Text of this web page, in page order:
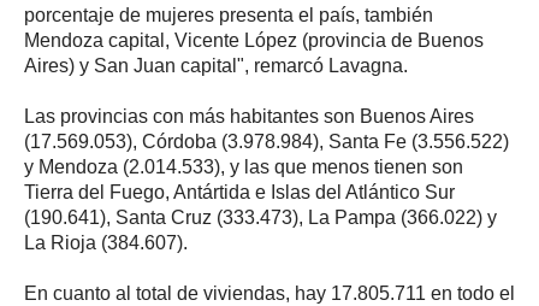
porcentaje de mujeres presenta el país, también
Mendoza capital, Vicente López (provincia de Buenos
Aires) y San Juan capital", remarcó Lavagna.
Las provincias con más habitantes son Buenos Aires
(17.569.053), Córdoba (3.978.984), Santa Fe (3.556.522)
y Mendoza (2.014.533), y las que menos tienen son
Tierra del Fuego, Antártida e Islas del Atlántico Sur
(190.641), Santa Cruz (333.473), La Pampa (366.022) y
La Rioja (384.607).
En cuanto al total de viviendas, hay 17.805.711 en todo el